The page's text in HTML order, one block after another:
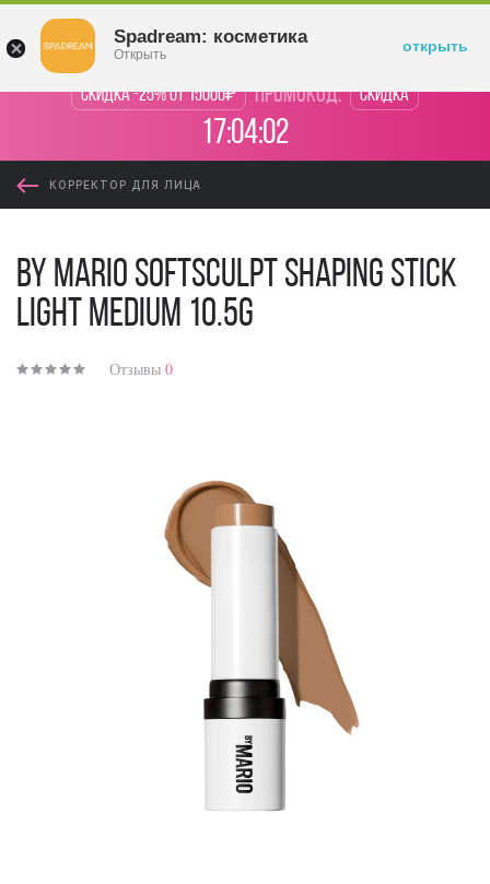
Скидка -25% от 15000₽ промокод: Скидка
17:04:01
КОРРЕКТОР ДЛЯ ЛИЦА
By Mario SoftSculpt Shaping Stick
Light Medium 10.5g
Отзывы 0
Spadream: косметика
Открыть открыть